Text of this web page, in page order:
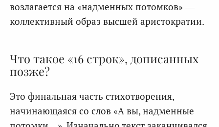
возлагается на «надменных потомков» —
коллективный образ высшей аристократии.
Что такое «16 строк», дописанных
позже?
Это финальная часть стихотворения,
начинающаяся со слов «А вы, надменные